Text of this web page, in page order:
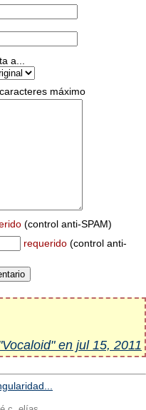
a...
caracteres máximo
(control anti-SPAM)
requerido (control anti-
en jul 15, 2011